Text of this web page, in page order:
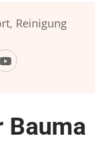
Reinigung
Bauma